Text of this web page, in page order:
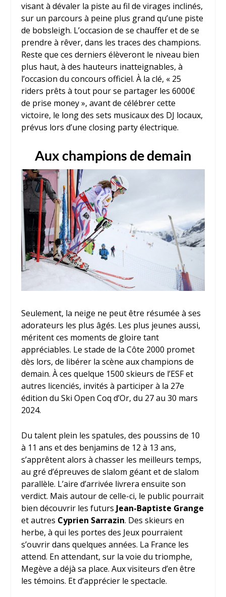
visant à dévaler la piste au fil de virages inclinés,
sur un parcours à peine plus grand qu’une piste
de bobsleigh. L’occasion de se chauffer et de se
prendre à rêver, dans les traces des champions.
Reste que ces derniers élèveront le niveau bien
plus haut, à des hauteurs inatteignables, à
l’occasion du concours officiel. À la clé, « 25
riders prêts à tout pour se partager les 6000€
de prise money », avant de célébrer cette
victoire, le long des sets musicaux des DJ locaux,
prévus lors d’une closing party électrique.
Aux champions de demain
Seulement, la neige ne peut être résumée à ses
adorateurs les plus âgés. Les plus jeunes aussi,
méritent ces moments de gloire tant
appréciables. Le stade de la Côte 2000 promet
dès lors, de libérer la scène aux champions de
demain. À ces quelque 1500 skieurs de l’ESF et
autres licenciés, invités à participer à la 27e
édition du Ski Open Coq d’Or, du 27 au 30 mars
2024.
Du talent plein les spatules, des poussins de 10
à 11 ans et des benjamins de 12 à 13 ans,
s’apprêtent alors à chasser les meilleurs temps,
au gré d’épreuves de slalom géant et de slalom
parallèle. L’aire d’arrivée livrera ensuite son
verdict. Mais autour de celle-ci, le public pourrait
bien découvrir les futurs Jean-Baptiste Grange
et autres Cyprien Sarrazin. Des skieurs en
herbe, à qui les portes des Jeux pourraient
s’ouvrir dans quelques années. La France les
attend. En attendant, sur la voie du triomphe,
Megève a déjà sa place. Aux visiteurs d’en être
les témoins. Et d’apprécier le spectacle.